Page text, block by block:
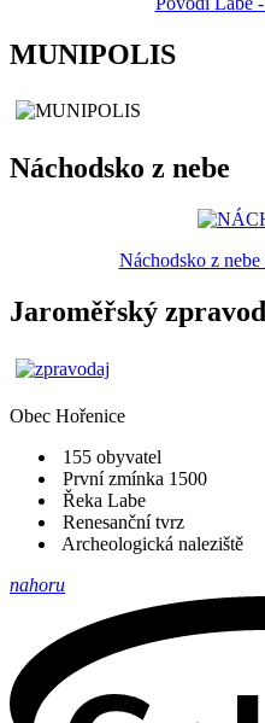
MUNIPOLIS
Náchodsko z nebe
Náchodsko z
Jaroměřský
Obec Hořenice
155 obyvatel
První zmínka 1500
Řeka Labe
Renesanční tvrz
Archeologická naleziště
nahoru